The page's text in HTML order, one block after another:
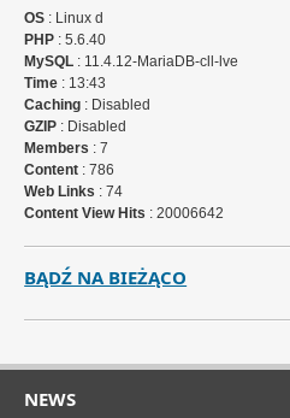
OS : Linux d
PHP : 5.6.40
MySQL : 11.4.12-MariaDB-cll-lve
Time : 13:43
Caching : Disabled
GZIP : Disabled
Members : 7
Content : 786
Web Links : 74
Content View Hits : 20006642
BĄDŹ NA BIEŻĄCO
NEWS